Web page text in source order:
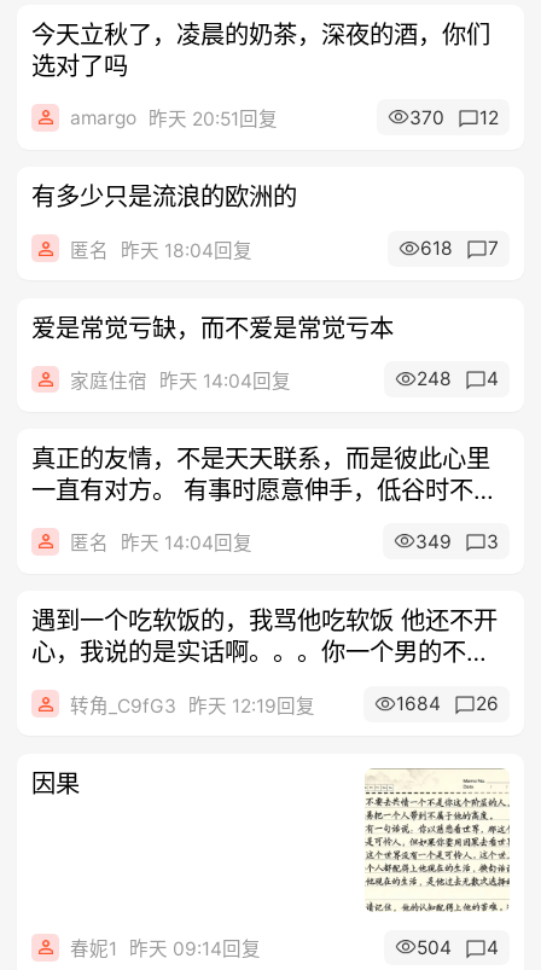
今天立秋了，凌晨的奶茶，深夜的酒，你们
选对了吗
amargo 昨天 20:51回复 370 12
有多少只是流浪的欧洲的
匿名 昨天 18:04回复 618 7
爱是常觉亏缺，而不爱是常觉亏本
家庭住宿 昨天 14:04回复 248 4
真正的友情，不是天天联系，而是彼此心里
一直有对方。 有事时愿意伸手，低谷时不会
离
匿名 昨天 14:04回复 349 3
遇到一个吃软饭的，我骂他吃软饭 他还不开
心，我说的是实话啊。。。你一个男的不去
搞
转角_C9fG3 昨天 12:19回复 1684 26
因果
春妮1 昨天 09:14回复 504 4